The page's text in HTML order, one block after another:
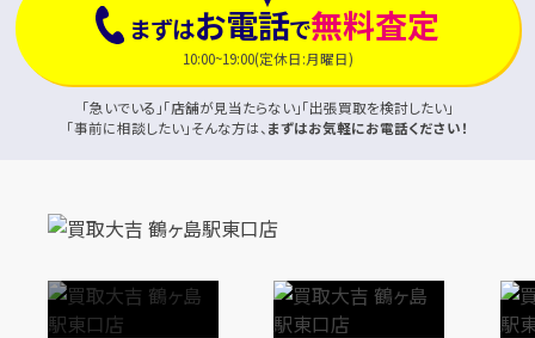
まずはお電話で無料査定
10:00~19:00(定休日:月曜日)
「急いでいる」「店舗が見当たらない」「出張買取を検討したい」
「事前に相談したい」そんな方は、まずはお気軽にお電話ください！